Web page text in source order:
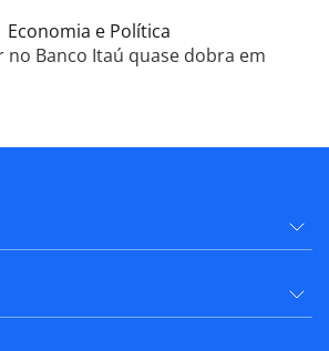
Economia e Política
no Banco Itaú quase dobra em